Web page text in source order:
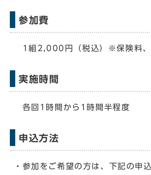
参加費
1組2,000円（税込）※保険料、
実施時間
各回1時間から1時間半程度
申込方法
・参加をご希望の方は、下記の申